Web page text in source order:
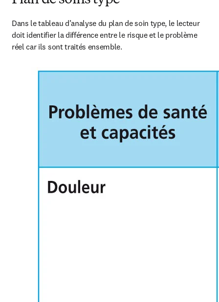
Dans le tableau d’analyse du plan de soin type, le lecteur
doit identifier la différence entre le risque et le problème
réel car ils sont traités ensemble.